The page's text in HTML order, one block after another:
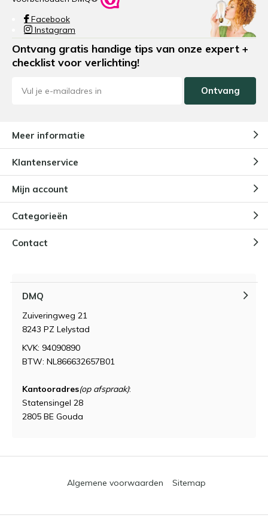
Facebook
Instagram
Ontvang gratis handige tips van onze expert +
checklist voor verlichting!
Ontvang
Meer informatie
Klantenservice
Mijn account
Categorieën
Contact
DMQ
Zuiveringweg 21
8243 PZ Lelystad
KVK: 94090890
BTW: NL866632657B01
Kantooradres(op afspraak):
Statensingel 28
2805 BE Gouda
Algemene voorwaarden Sitemap